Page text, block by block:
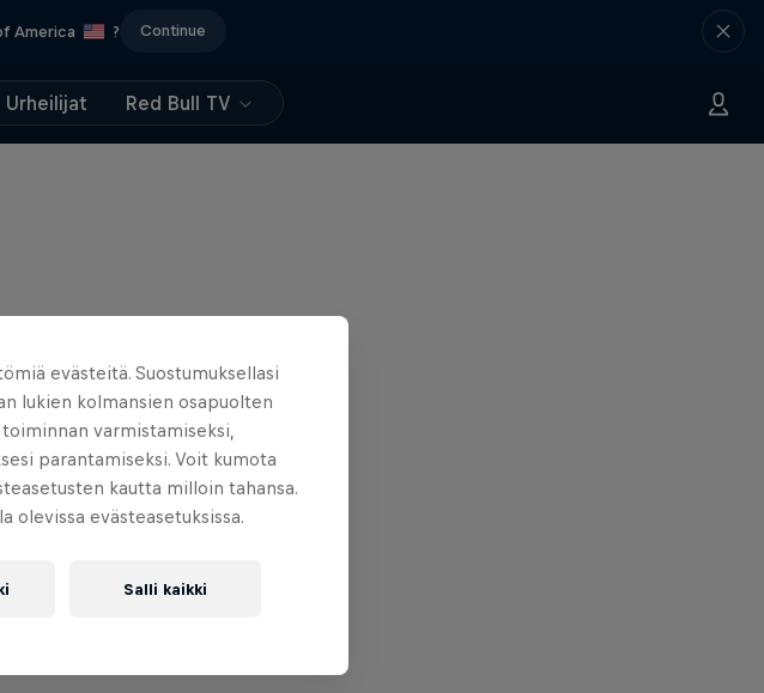
America ? Continue
Urheilijat Red Bull TV
evästeitä. Suostumuksellasi
lukien kolmansien osapuolten
varmistamiseksi,
parantamiseksi. Voit kumota
kautta milloin tahansa.
olevissa evästeasetuksissa.
Salli kaikki